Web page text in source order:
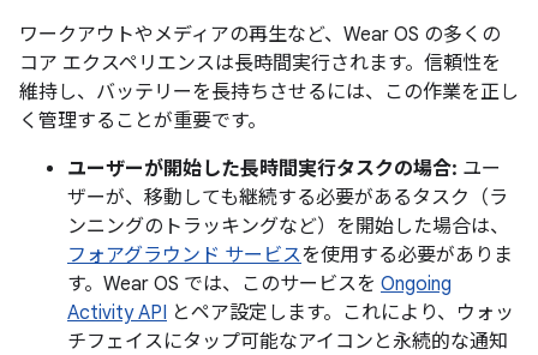
ワークアウトやメディアの再生など、Wear OS の多くの
コア エクスペリエンスは長時間実行されます。信頼性を
維持し、バッテリーを長持ちさせるには、この作業を正し
く管理することが重要です。
ユーザーが開始した長時間実行タスクの場合: ユー
ザーが、移動しても継続する必要があるタスク（ラ
ンニングのトラッキングなど）を開始した場合は、
フォアグラウンド サービスを使用する必要がありま
す。Wear OS では、このサービスを Ongoing
Activity API とペア設定します。これにより、ウォッ
チフェイスにタップ可能なアイコンと永続的な通知